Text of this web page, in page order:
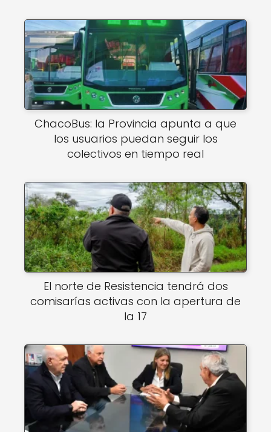
ChacoBus: la Provincia apunta a que
los usuarios puedan seguir los
colectivos en tiempo real
El norte de Resistencia tendrá dos
comisarías activas con la apertura de
la 17